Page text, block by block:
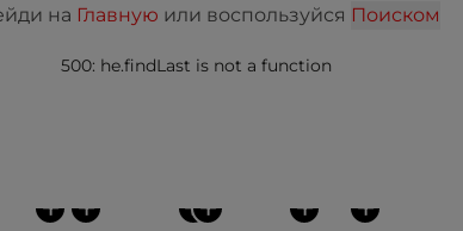
на Главную или воспользуйся Поиском
500: he.findLast is not a function
+
+
+ + +
+